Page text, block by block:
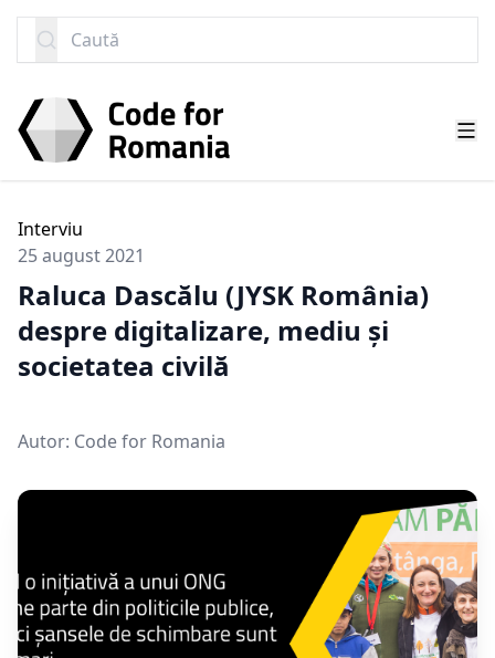
Caută
Interviu
25 august 2021
Raluca Dascălu (JYSK România)
despre digitalizare, mediu și
societatea civilă
Autor: Code for Romania